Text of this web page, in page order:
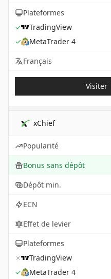
Plateformes
✓
TradingView
✓
MetaTrader 4
Français
Visiter
xChief
Popularité
Bonus sans dépôt
Dépôt min.
ECN
Effet de levier
Plateformes
✗
TradingView
✓
MetaTrader 4